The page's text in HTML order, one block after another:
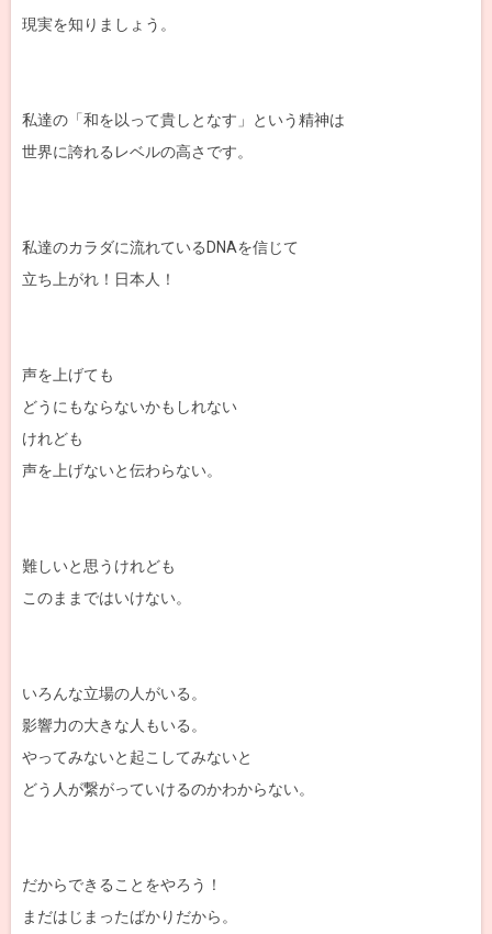
現実を知りましょう。
私達の「和を以って貴しとなす」という精神は
世界に誇れるレベルの高さです。
私達のカラダに流れているDNAを信じて
立ち上がれ！日本人！
声を上げても
どうにもならないかもしれない
けれども
声を上げないと伝わらない。
難しいと思うけれども
このままではいけない。
いろんな立場の人がいる。
影響力の大きな人もいる。
やってみないと起こしてみないと
どう人が繋がっていけるのかわからない。
だからできることをやろう！
まだはじまったばかりだから。